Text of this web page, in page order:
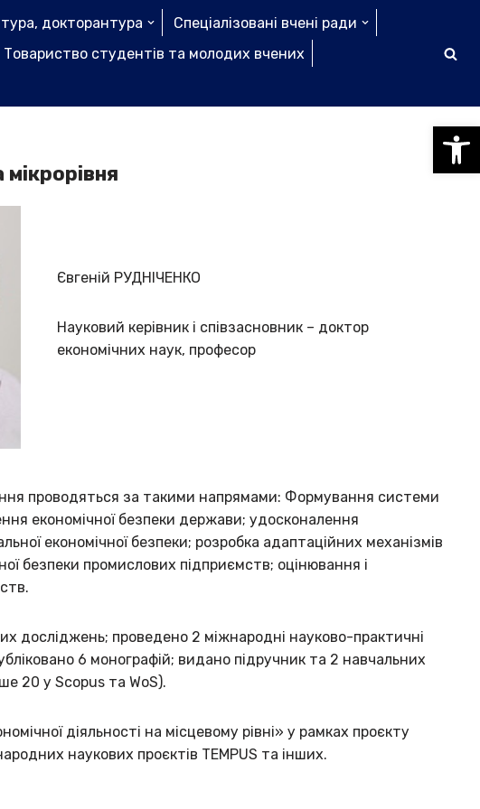
докторантура
Спеціалізовані вчені ради
Товариство студентів та молодих вчених
Євгеній РУДНІЧЕНКО
Науковий керівник і співзасновник – доктор
економічних наук, професор
проводяться за такими напрямами: Формування системи
економічної безпеки держави; удосконалення
економічної безпеки; розробка адаптаційних механізмів
безпеки промислових підприємств; оцінювання і
досліджень; проведено 2 міжнародні науково-практичні
6 монографій; видано підручник та 2 навчальних
20 у Scopus та WoS).
діяльності на місцевому рівні» у рамках проєкту
наукових проєктів TEMPUS та інших.